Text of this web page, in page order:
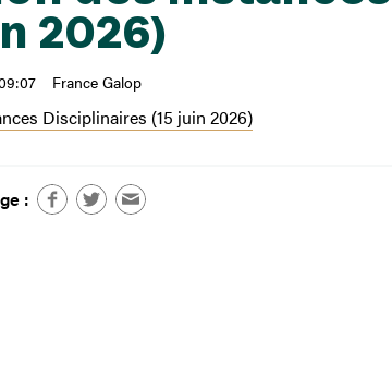
2026)
France Galop
Disciplinaires (15 juin 2026)
: